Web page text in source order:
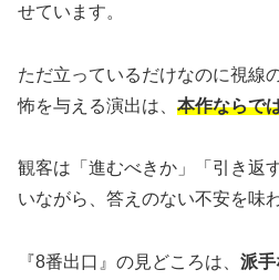
せています。
ただ立っているだけなのに視線
怖を与える演出は、 本作ならで
観客は「進むべきか」「引き返
いながら、答えのない不安を味
『8番出口』の見どころは、 派